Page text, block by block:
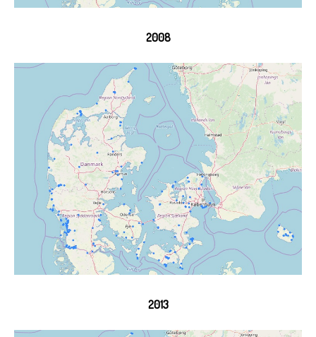
2008
2013